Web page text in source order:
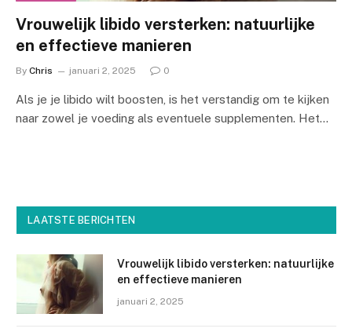
Vrouwelijk libido versterken: natuurlijke
en effectieve manieren
By Chris januari 2, 2025 0
Als je je libido wilt boosten, is het verstandig om te kijken
naar zowel je voeding als eventuele supplementen. Het…
LAATSTE BERICHTEN
Vrouwelijk libido versterken: natuurlijke
en effectieve manieren
januari 2, 2025